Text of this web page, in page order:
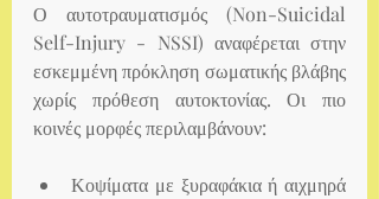
Ο αυτοτραυματισμός (Non-Suicidal
Self-Injury - NSSI) αναφέρεται στην
εσκεμμένη πρόκληση σωματικής βλάβης
χωρίς πρόθεση αυτοκτονίας. Οι πιο
κοινές μορφές περιλαμβάνουν:
Κοψίματα με ξυραφάκια ή αιχμηρά